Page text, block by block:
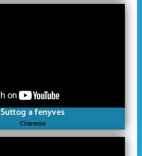
Suttog a fenyves
Cinemon